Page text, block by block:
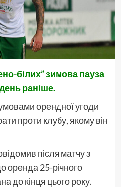
білих” зимова пауза
раніше.
орендної угоди
проти клубу, якому він
після матчу з
оренда 25-річного
до кінця цього року.